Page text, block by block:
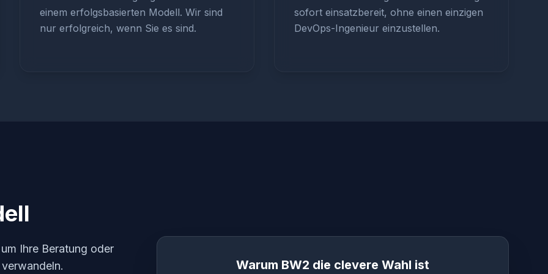
einem erfolgsbasierten Modell. Wir sind
nur erfolgreich, wenn Sie es sind.
sofort einsatzbereit, ohne einen einzigen
DevOps-Ingenieur einzustellen.
Ihre Beratung oder
Warum BW2 die clevere Wahl ist